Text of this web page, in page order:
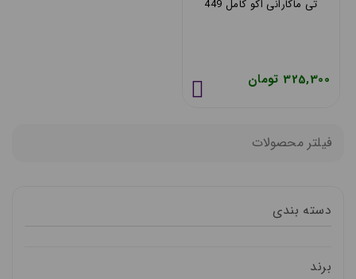
تی ماکارانی اکو کامل 449
325,300 تومان
فیلتر محصولات
دسته بندی
برند